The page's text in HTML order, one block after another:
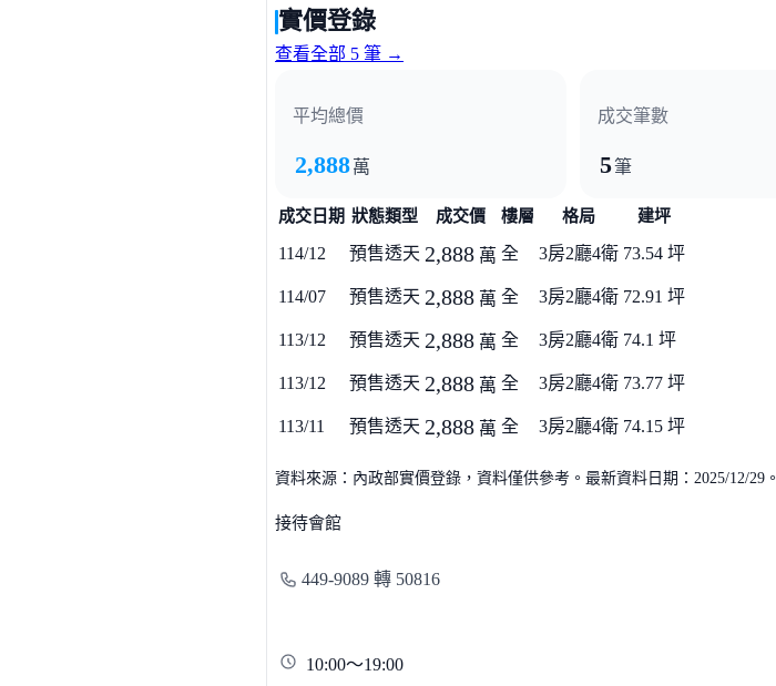
實價登錄
查看全部 5 筆 →
平均總價
2,888萬
成交筆數
5筆
成交日期 狀態類型 成交價 樓層 格局 建坪
114/12 預售透天 2,888 萬 全 3房2廳4衛 73.54 坪
114/07 預售透天 2,888 萬 全 3房2廳4衛 72.91 坪
113/12 預售透天 2,888 萬 全 3房2廳4衛 74.1 坪
113/12 預售透天 2,888 萬 全 3房2廳4衛 73.77 坪
113/11 預售透天 2,888 萬 全 3房2廳4衛 74.15 坪
資料來源：內政部實價登錄，資料僅供參考。最新資料日期：2025/12/29。
接待會館
449-9089 轉 50816
10:00～19:00